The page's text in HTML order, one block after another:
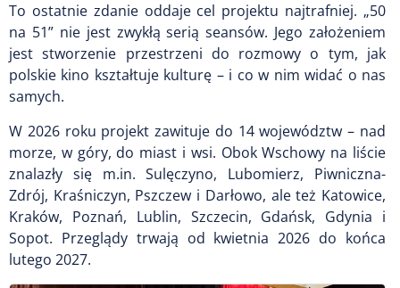
To ostatnie zdanie oddaje cel projektu najtrafniej. „50
na 51” nie jest zwykłą serią seansów. Jego założeniem
jest stworzenie przestrzeni do rozmowy o tym, jak
polskie kino kształtuje kulturę – i co w nim widać o nas
samych.
W 2026 roku projekt zawituje do 14 województw – nad
morze, w góry, do miast i wsi. Obok Wschowy na liście
znalazły się m.in. Sulęczyno, Lubomierz, Piwniczna-
Zdrój, Kraśniczyn, Pszczew i Darłowo, ale też Katowice,
Kraków, Poznań, Lublin, Szczecin, Gdańsk, Gdynia i
Sopot. Przeglądy trwają od kwietnia 2026 do końca
lutego 2027.